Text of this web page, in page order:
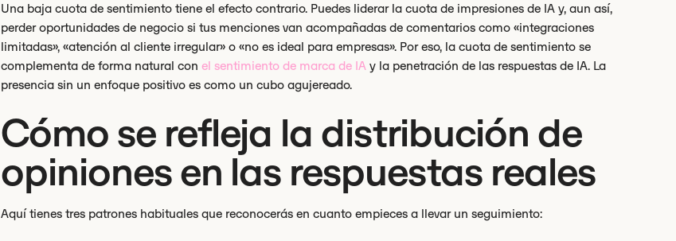
Una baja cuota de sentimiento tiene el efecto contrario. Puedes liderar la cuota de impresiones de IA y, aun así,
perder oportunidades de negocio si tus menciones van acompañadas de comentarios como «integraciones
limitadas», «atención al cliente irregular» o «no es ideal para empresas». Por eso, la cuota de sentimiento se
complementa de forma natural con el sentimiento de marca de IA y la penetración de las respuestas de IA. La
presencia sin un enfoque positivo es como un cubo agujereado.
Cómo se refleja la distribución de
opiniones en las respuestas reales
Aquí tienes tres patrones habituales que reconocerás en cuanto empieces a llevar un seguimiento: